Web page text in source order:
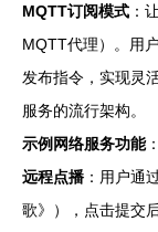
MQTT订阅模式 ：
MQTT代理）。用
发布指令，实现灵
服务的流行架构。
示例网络服务功能：
远程点播 ：用户通
歌》），点击提交